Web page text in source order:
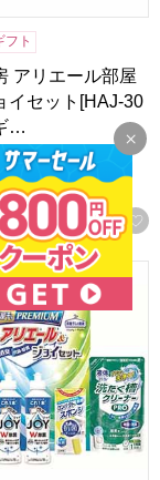
録する
フト
アリエール部屋
イセット[HAJ-30
…
円
円
ット[HAJ-25D]【
アリエール部屋